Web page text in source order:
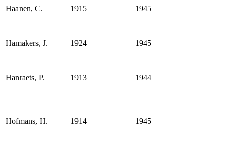
Haanen, C. 1915 1945
Hamakers, J. 1924 1945
Hanraets, P. 1913 1944
Hofmans, H. 1914 1945